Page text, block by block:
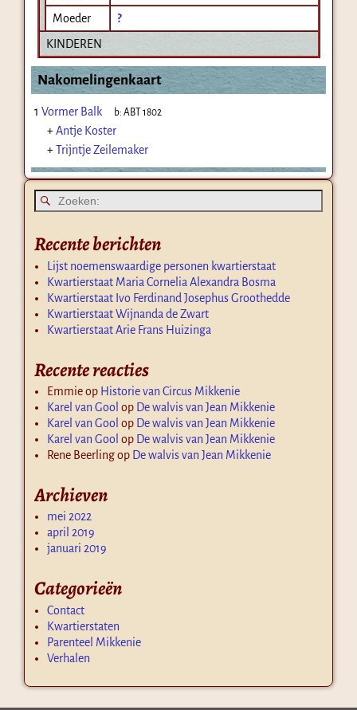
Moeder
?
KINDEREN
Nakomelingenkaart
1 Vormer Balk b:ABT 1802
+Antje Koster
+Trijntje Zeilemaker
Recente berichten
Lijst noemenswaardige personen kwartierstaat
Kwartierstaat Maria Cornelia Alexandra Bosma
Kwartierstaat Ivo Ferdinand Josephus Groothedde
Kwartierstaat Wijnanda de Zwart
Kwartierstaat Arie Frans Huizinga
Recente reacties
Emmieop Historie van Circus Mikkenie
Karel van Gool op De walvis van Jean Mikkenie
Karel van Gool op De walvis van Jean Mikkenie
Karel van Gool op De walvis van Jean Mikkenie
Rene Beerlingop De walvis van Jean Mikkenie
Archieven
mei 2022
april 2019
januari 2019
Categorieën
Contact
Kwartierstaten
Parenteel Mikkenie
Verhalen